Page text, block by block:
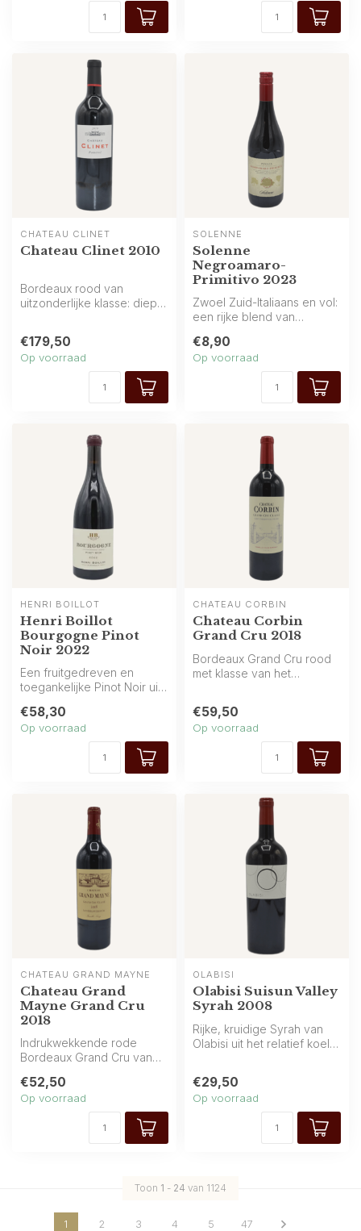
CHÂTEAU CLINET
Chateau Clinet 2010
Bordeaux rood van
uitzonderlijke klasse: diepe
€179,50
Op voorraad
SOLENNE
Solenne
Negroamaro-
Primitivo 2023
Zwoel Zuid-Italiaans en vol:
een rijke blend van
met rij...
€8,90
Op voorraad
HENRI BOILLOT
Henri Boillot
Bourgogne Pinot
Noir 2022
Een fruitgedreven en
toegankelijke Pinot Noir uit
Boillot. K...
€58,30
Op voorraad
CHÂTEAU CORBIN
Chateau Corbin
Grand Cru 2018
Bordeaux Grand Cru rood
met klasse van het
€59,50
Op voorraad
CHÂTEAU GRAND MAYNE
Chateau Grand
Mayne Grand Cru
2018
Indrukwekkende rode
Bordeaux Grand Cru van
Grand Mayne ...
€52,50
Op voorraad
OLABISI
Olabisi Suisun Valley
Syrah 2008
Rijke, kruidige Syrah van
Olabisi uit het relatief koele
€29,50
Op voorraad
Toon 1 - 24 van 1124
1 2 3 4 5 47